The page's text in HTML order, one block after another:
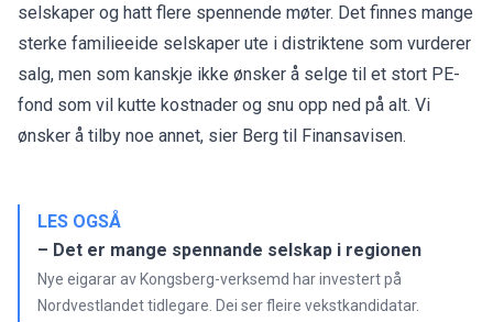
selskaper og hatt flere spennende møter. Det finnes mange
sterke familieeide selskaper ute i distriktene som vurderer
salg, men som kanskje ikke ønsker å selge til et stort PE-
fond som vil kutte kostnader og snu opp ned på alt. Vi
ønsker å tilby noe annet, sier Berg til Finansavisen.
LES OGSÅ
– Det er mange spennande selskap i regionen
Nye eigarar av Kongsberg-verksemd har investert på
Nordvestlandet tidlegare. Dei ser fleire vekstkandidatar.